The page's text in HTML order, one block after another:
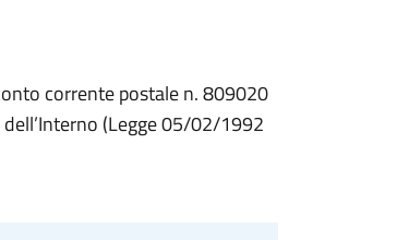
corrente postale n. 809020
(Legge 05/02/1992